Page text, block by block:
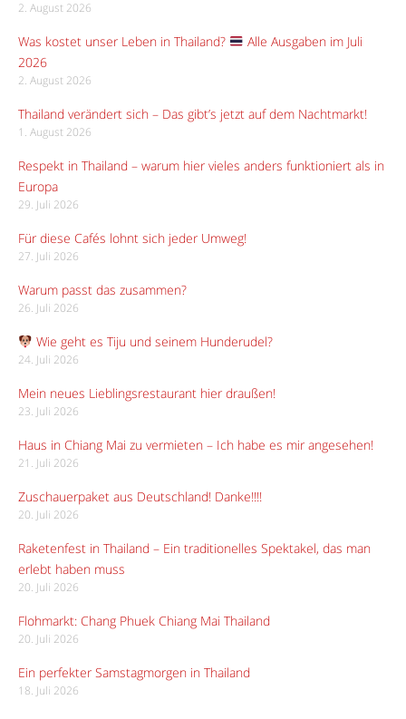
2. August 2026
Was kostet unser Leben in Thailand?
Alle Ausgaben im Juli
2026
2. August 2026
Thailand verändert sich – Das gibt’s jetzt auf dem Nachtmarkt!
1. August 2026
Respekt in Thailand – warum hier vieles anders funktioniert als in
Europa
29. Juli 2026
Für diese Cafés lohnt sich jeder Umweg!
27. Juli 2026
Warum passt das zusammen?
26. Juli 2026
Wie geht es Tiju und seinem Hunderudel?
24. Juli 2026
Mein neues Lieblingsrestaurant hier draußen!
23. Juli 2026
Haus in Chiang Mai zu vermieten – Ich habe es mir angesehen!
21. Juli 2026
Zuschauerpaket aus Deutschland! Danke!!!!
20. Juli 2026
Raketenfest in Thailand – Ein traditionelles Spektakel, das man
erlebt haben muss
20. Juli 2026
Flohmarkt: Chang Phuek Chiang Mai Thailand
20. Juli 2026
Ein perfekter Samstagmorgen in Thailand
18. Juli 2026